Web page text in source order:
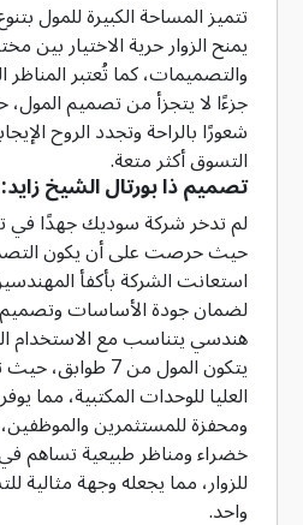
تتميز المساحة الكبيرة للمول
يمنح الزوار حرية الاختيار بين
والتصميمات، كما تُعتبر المناظر
جزءًا لا يتجزأ من تصميم
شعورًا بالراحة وتجدد الروح
التسوق أكثر متعة.
تصميم ذا بورتال الشيخ زايد:
حيث حرصت على أن يكون
استعانت الشركة بأكفأ
لضمان جودة الأساسات
هندسي يتناسب مع الاستخدام
يتكون المول من 7
العليا للوحدات المكتبية، مما
ومحفزة للمستثمرين
خضراء ومناظر طبيعية تساهم
للزوار، مما يجعله وجهة مثالية
واحد.